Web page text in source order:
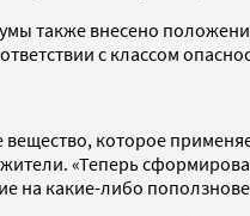
также внесено
с классом
которое
«Теперь
на какие-либо